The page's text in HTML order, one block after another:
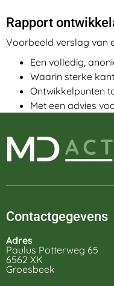
Rapport
Voorbeeld verslag van
Een volledig,
Waarin sterke
Ontwikkelpunten
Met een advies
Contactgegevens
Adres
Paulus Potterweg 65
6562 XK
Groesbeek